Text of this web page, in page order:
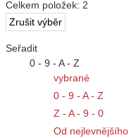
Celkem položek: 2
Seřadit
0 - 9 - A - Z
vybrané
0 - 9 - A - Z
Z - A - 9 - 0
Od nejlevnějšího